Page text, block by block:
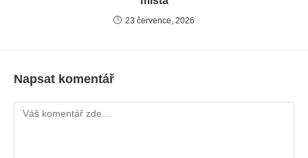
23 července, 2026
Napsat komentář